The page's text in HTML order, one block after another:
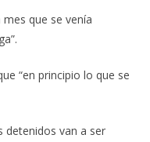
que se venía
“en principio lo que se
detenidos van a ser